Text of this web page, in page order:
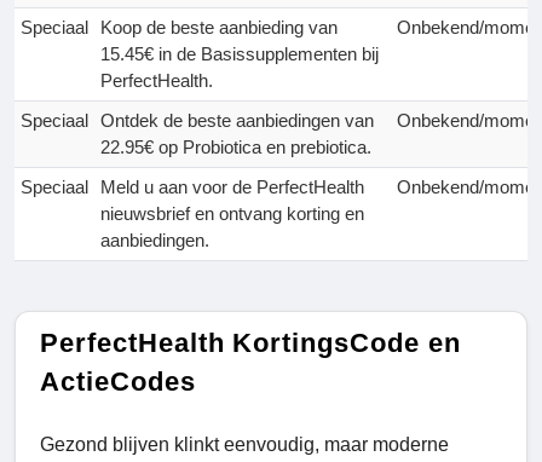
Speciaal
Koop de beste aanbieding van
15.45€ in de Basissupplementen bij
PerfectHealth.
Onbekend/
Speciaal Ontdek de beste aanbiedingen van
22.95€ op Probiotica en prebiotica.
Onbekend/
Speciaal
Meld u aan voor de PerfectHealth
nieuwsbrief en ontvang korting en
aanbiedingen.
Onbekend/
PerfectHealth KortingsCode en
ActieCodes
Gezond blijven klinkt eenvoudig, maar moderne